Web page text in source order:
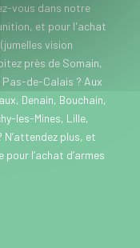
vous dans notre
et pour l'achat
vision
près de Somain,
Pas-de-Calais ? Aux
Denain, Bouchain,
les-Mines, Lille,
N’attendez plus, et
pour l’achat d’armes